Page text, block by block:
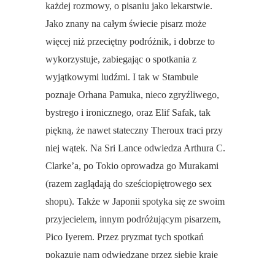
każdej rozmowy, o pisaniu jako lekarstwie.
Jako znany na całym świecie pisarz może
więcej niż przeciętny podróżnik, i dobrze to
wykorzystuje, zabiegając o spotkania z
wyjątkowymi ludźmi. I tak w Stambule
poznaje Orhana Pamuka, nieco zgryźliwego,
bystrego i ironicznego, oraz Elif Safak, tak
piękną, że nawet stateczny Theroux traci przy
niej wątek. Na Sri Lance odwiedza Arthura C.
Clarke’a, po Tokio oprowadza go Murakami
(razem zaglądają do sześciopiętrowego sex
shopu). Także w Japonii spotyka się ze swoim
przyjecielem, innym podróżującym pisarzem,
Pico Iyerem. Przez pryzmat tych spotkań
pokazuje nam odwiedzane przez siebie kraje